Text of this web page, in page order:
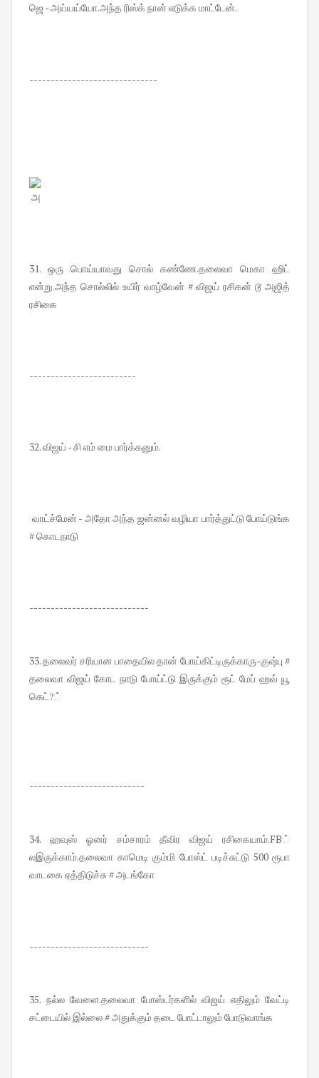
ஜெ - அய்யய்யோ.அந்த ரிஸ்க் நான் எடுக்க மாட்டேன்.
------------------------------
அ
31. ஒரு பொய்யாவது சொல் கண்ணே.தலைவா மெகா ஹிட்
என்று.அந்த சொல்லில் உயிர் வாழ்வேன் # விஜய் ரசிகன் டூ அஜித்
ரசிகை
-------------------------
32. விஜய் - சி எம் மை பார்க்கனும்.
வாட்ச்மேன் - அதோ அந்த ஜன்னல் வழியா பார்த்துட்டு போய்டுங்க
# கொடநாடு
----------------------------
33. தலைவர் சரியான பாதையில தான் போய்கிட்டிருக்காரு-குஷ்பு #
தலைவா விஜய் கோட நாடு போய்ட்டு இருக்கும் ரூட் மேப் ஹவ் யூ
கெட்?்
---------------------------
34. ஹவுஸ் ஓனர் சம்சாரம் தீவிர விஜய் ரசிகையாம்.FB்
லஇருக்காம்.தலைவா காமெடி கும்மி போஸ்ட் படிச்சுட்டு 500 ரூபா
வாடகை ஏத்திடுச்சு # அடங்கோ
----------------------------
35. நல்ல வேளை.தலைவா போஸ்டர்களில் விஜய் எதிலும் வேட்டி
சட்டையில் இல்லை # அதுக்கும் தடை போட்டாலும் போடுவாங்க